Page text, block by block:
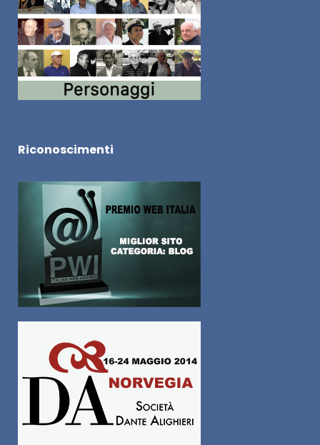
Riconoscimenti